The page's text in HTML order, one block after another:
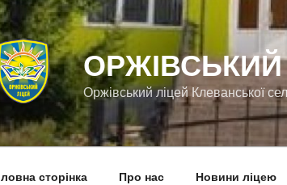
ОРЖІВСЬКИЙ
Оржівський ліцей Клеванської
сторінка Про нас Новини ліцею